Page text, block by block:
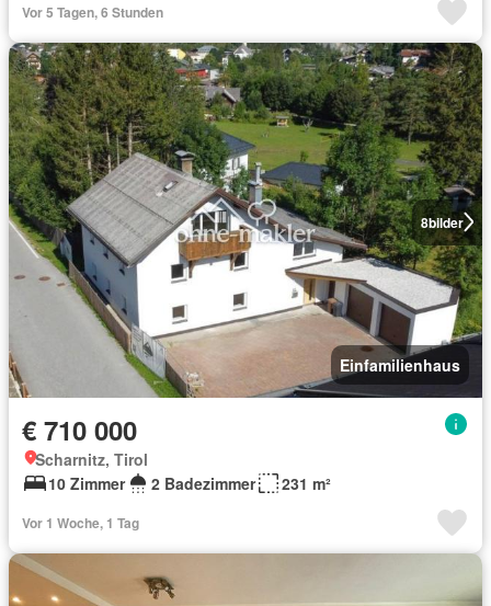
Vor 5 Tagen, 6 Stunden
8bilder
Einfamilienhaus
€ 710 000
Scharnitz, Tirol
10 Zimmer
2 Badezimmer 231 m²
Vor 1 Woche, 1 Tag